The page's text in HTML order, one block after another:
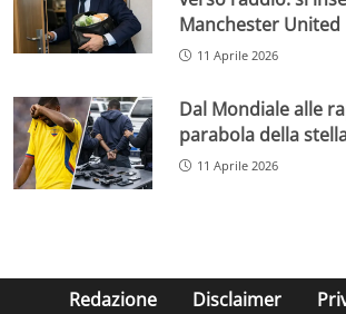
Manchester United
11 Aprile 2026
Dal Mondiale alle
parabola della
11 Aprile 2026
Redazione Disclaimer